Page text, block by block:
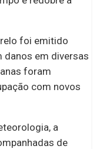
foi emitido
danos em diversas
foram
com novos
a
de